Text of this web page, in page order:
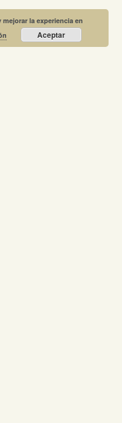
la experiencia en
Aceptar